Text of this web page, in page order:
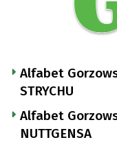
Alfabet
STRYCHU
Alfabet
NUTTGENSA